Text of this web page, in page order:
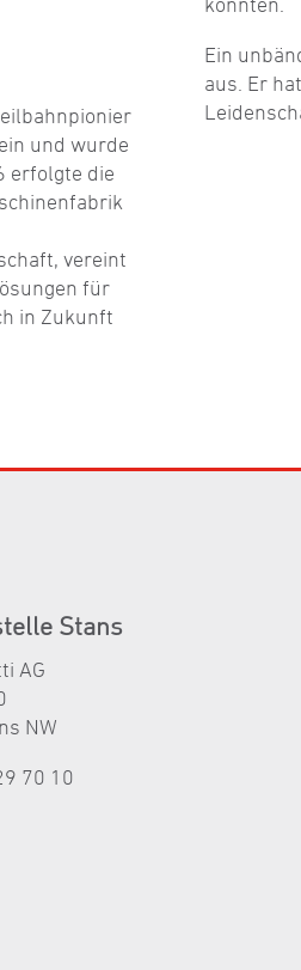
und wurde
erfolgte die
vereint
für
in Zukunft
Ein
aus. Er
Stans
AG
NW
70 10